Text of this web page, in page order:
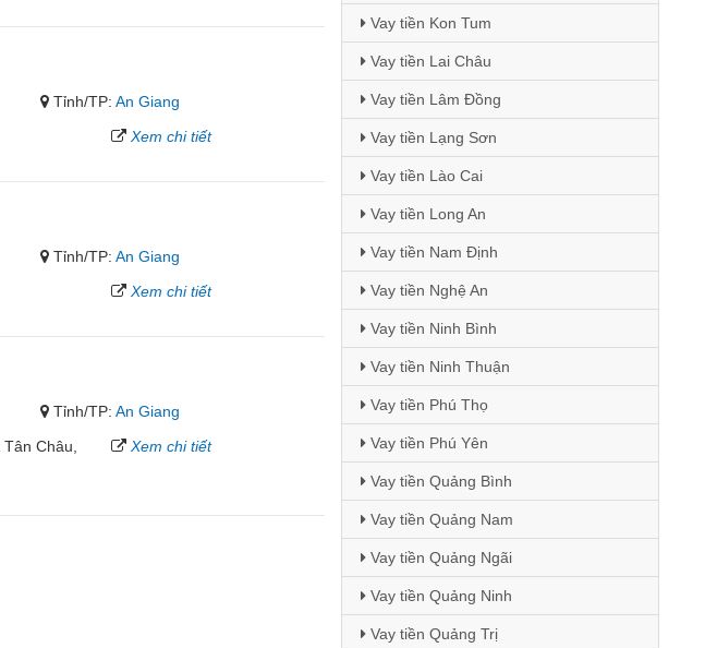
Tỉnh/TP:An Giang
Xem chi tiết
Tỉnh/TP:An Giang
Xem chi tiết
Tỉnh/TP:An Giang
Châu,
Xem chi tiết
Vay tiền Kon Tum
Vay tiền Lai Châu
Vay tiền Lâm Đồng
Vay tiền Lạng Sơn
Vay tiền Lào Cai
Vay tiền Long An
Vay tiền Nam Định
Vay tiền Nghệ An
Vay tiền Ninh Bình
Vay tiền Ninh Thuận
Vay tiền Phú Thọ
Vay tiền Phú Yên
Vay tiền Quảng Bình
Vay tiền Quảng Nam
Vay tiền Quảng Ngãi
Vay tiền Quảng Ninh
Vay tiền Quảng Trị